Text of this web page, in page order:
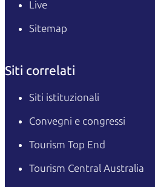
Live
Sitemap
Siti correlati
Siti istituzionali
Convegni e congressi
Tourism Top End
Tourism Central Australia